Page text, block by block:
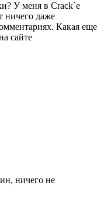
У меня в Crack`е
ничего даже
Какая еще
сайте
ничего не